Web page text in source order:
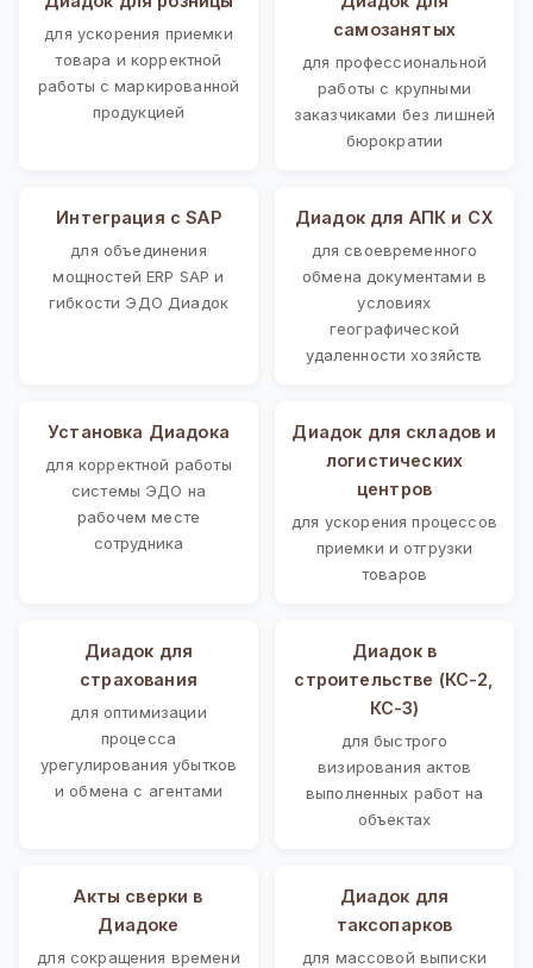
для ускорения приемки
товара и корректной
работы с маркированной
продукцией
самозанятых
для профессиональной
работы с крупными
заказчиками без лишней
бюрократии
Интеграция с SAP
для объединения
мощностей ERP SAP и
гибкости ЭДО Диадок
Диадок для АПК и СХ
для своевременного
обмена документами в
условиях
географической
удаленности хозяйств
Установка Диадока
для корректной работы
системы ЭДО на
рабочем месте
сотрудника
Диадок для складов и
логистических
центров
для ускорения процессов
приемки и отгрузки
товаров
Диадок для
страхования
для оптимизации
процесса
урегулирования убытков
и обмена с агентами
Диадок в
строительстве (КС-2,
КС-3)
для быстрого
визирования актов
выполненных работ на
объектах
Акты сверки в
Диадоке
для сокращения времени
Диадок для
таксопарков
для массовой выписки